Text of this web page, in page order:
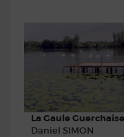
La Gaule Guerchaise
Daniel SIMON